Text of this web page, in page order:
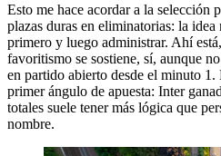
Esto me hace acordar a la selección
plazas duras en eliminatorias: la idea
primero y luego administrar. Ahí
favoritismo se sostiene, sí, aunque
en partido abierto desde el minuto
primer ángulo de apuesta: Inter
totales suele tener más lógica que
nombre.